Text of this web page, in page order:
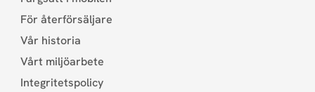
För återförsäljare
Vår historia
Vårt miljöarbete
Integritetspolicy